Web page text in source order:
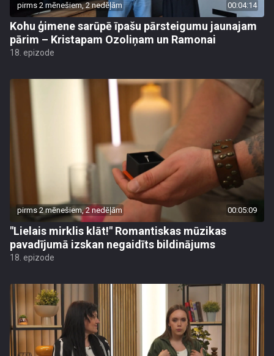
pirms 2 mēnešiem, 2 nedēļām 00:04:14
Kohu ģimene sarūpē īpašu pārsteigumu jaunajam
pārim – Kristapam Ozoliņam un Ramonai
18. epizode
pirms 2 mēnešiem, 2 nedēļām 00:05:09
"Lielais mirklis klāt!" Romantiskas mūzikas
pavadījumā izskan negaidīts bildinājums
18. epizode